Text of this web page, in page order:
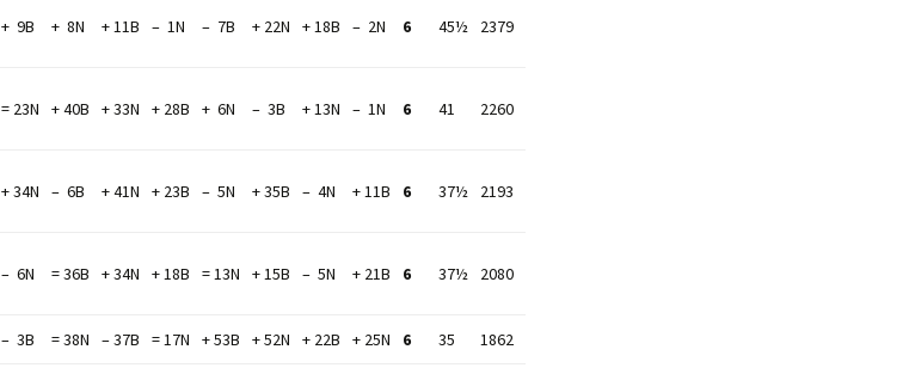
+ 9B + 8N + 11B – 1N – 7B + 22N + 18B – 2N 6 45½ 2379
= 23N + 40B + 33N + 28B + 6N – 3B + 13N – 1N 6 41 2260
+ 34N – 6B + 41N + 23B – 5N + 35B – 4N + 11B 6 37½ 2193
– 6N = 36B + 34N + 18B = 13N + 15B – 5N + 21B 6 37½ 2080
– 3B = 38N – 37B = 17N + 53B + 52N + 22B + 25N 6 35 1862